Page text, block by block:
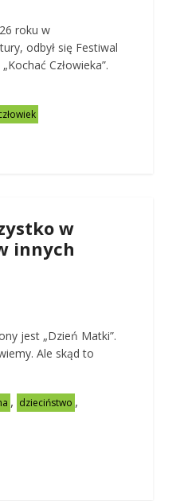
roku w
odbył się Festiwal
Człowieka”.
w
innych
jest „Dzień Matki”.
Ale skąd to
, dzieciństwo ,